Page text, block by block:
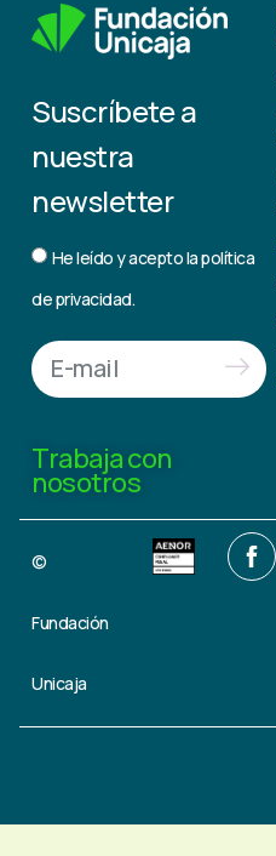
Suscríbete a
nuestra
newsletter
He leído y acepto lapolítica
de privacidad.
Trabaja con
nosotros
©
Fundación
Unicaja